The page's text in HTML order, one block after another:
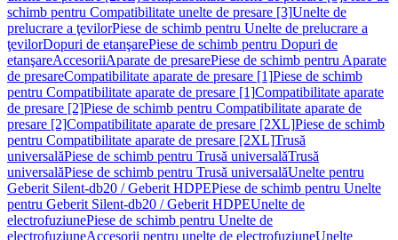
schimb pentru Compatibilitate unelte de presare [3]Unelte de
prelucrare a ţevilorPiese de schimb pentru Unelte de prelucrare a
ţevilorDopuri de etanşarePiese de schimb pentru Dopuri de
etanşareAccesoriiAparate de presarePiese de schimb pentru Aparate
de presareCompatibilitate aparate de presare [1]Piese de schimb
pentru Compatibilitate aparate de presare [1]Compatibilitate aparate
de presare [2]Piese de schimb pentru Compatibilitate aparate de
presare [2]Compatibilitate aparate de presare [2XL]Piese de schimb
pentru Compatibilitate aparate de presare [2XL]Trusă
universalăPiese de schimb pentru Trusă universalăTrusă
universalăPiese de schimb pentru Trusă universalăUnelte pentru
Geberit Silent-db20 / Geberit HDPEPiese de schimb pentru Unelte
pentru Geberit Silent-db20 / Geberit HDPEUnelte de
electrofuziunePiese de schimb pentru Unelte de
electrofuziuneAccesorii pentru unelte de electrofuziuneUnelte